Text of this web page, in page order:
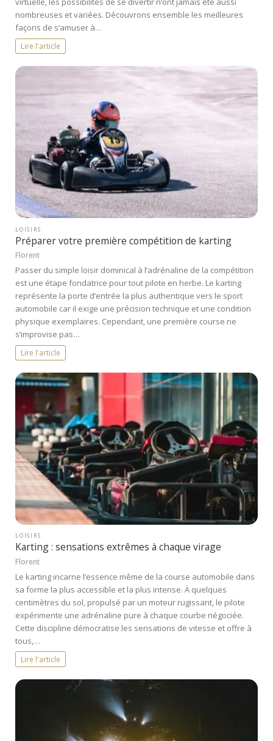
nombreuses et variées. Découvrons ensemble les meilleures
façons de s’amuser à…
Lire l'article
LOISIRS
Préparer votre première compétition de karting
Florent
Passer du simple loisir dominical à l’adrénaline de la compétition
est une étape fondatrice pour tout pilote en herbe. Le karting
représente la porte d’entrée la plus authentique vers le sport
automobile car il exige une précision technique et une condition
physique exemplaires. Cependant, une première course ne
s’improvise pas…
Lire l'article
LOISIRS
Karting : sensations extrêmes à chaque virage
Florent
Le karting incarne l’essence même de la course automobile dans
sa forme la plus accessible et la plus intense. À quelques
centimètres du sol, propulsé par un moteur rugissant, le pilote
expérimente une adrénaline pure à chaque courbe négociée.
Cette discipline démocratise les sensations de vitesse et offre à
tous,…
Lire l'article